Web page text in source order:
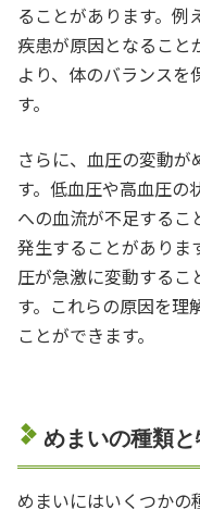
ることがあります。例
疾患が原因となること
より、体のバランスを
す。
さらに、血圧の変動
す。低血圧や高血圧の
への血流が不足するこ
発生することがありま
圧が急激に変動するこ
す。これらの原因を理
ことができます。
めまいの種類
めまいにはいくつかの